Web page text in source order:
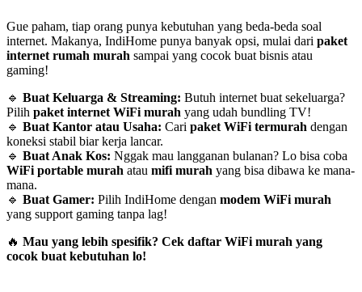
Gue paham, tiap orang punya kebutuhan yang beda-beda soal
internet. Makanya, IndiHome punya banyak opsi, mulai dari paket
internet rumah murah sampai yang cocok buat bisnis atau
gaming!
🔹 Buat Keluarga & Streaming: Butuh internet buat sekeluarga?
Pilih paket internet WiFi murah yang udah bundling TV!
🔹 Buat Kantor atau Usaha: Cari paket WiFi termurah dengan
koneksi stabil biar kerja lancar.
🔹 Buat Anak Kos: Nggak mau langganan bulanan? Lo bisa coba
WiFi portable murah atau mifi murah yang bisa dibawa ke mana-
mana.
🔹 Buat Gamer: Pilih IndiHome dengan modem WiFi murah
yang support gaming tanpa lag!
🔥 Mau yang lebih spesifik? Cek daftar WiFi murah yang
cocok buat kebutuhan lo!